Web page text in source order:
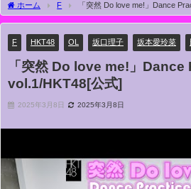
ホーム F 「突然 Do love me!」Dance
F HKT48 OL 坂口理子 坂本愛玲菜
「突然 Do love me!」Dance
vol.1/HKT48[公式]
2025年3月8日 2025年3月8日